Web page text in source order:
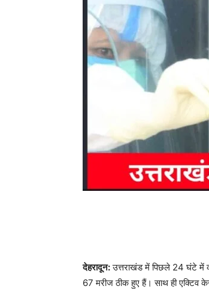
देहरादून:उत्तराखंड में पिछले 24 घंटे में
67 मरीज ठीक हुए हैं। साथ ही